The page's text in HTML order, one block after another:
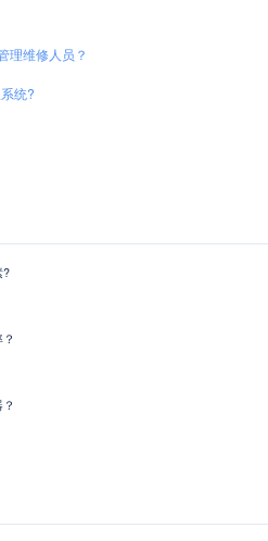
理维修人员？
统?
?